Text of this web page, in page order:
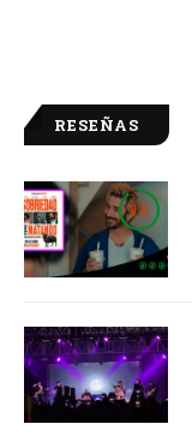
RESEÑAS
9.0